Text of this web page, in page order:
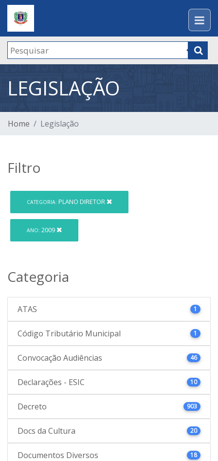
LEGISLAÇÃO
Home Legislação
Filtro
CATEGORIA: PLANO DIRETOR
ANO: 2009
Categoria
ATAS 1
Código Tributário Municipal 1
Convocação Audiências 46
Declarações - ESIC 10
Decreto 903
Docs da Cultura 20
Documentos Diversos 18